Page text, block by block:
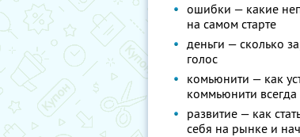
ошибки — какие
на самом старте
деньги — сколько
голос
комьюнити — как
коммьюнити
развитие — как
себя на рынке и